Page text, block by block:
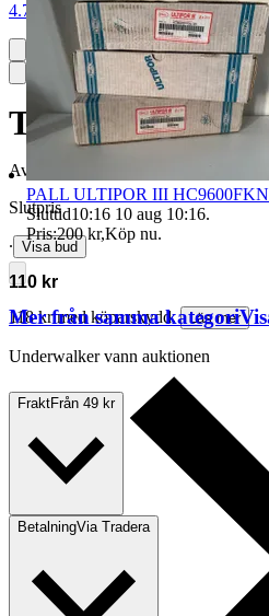
4.7
Tändare
Avslutad
Slutpris
∙ Visa bud
110 kr
118 kr med köparskydd. Läs mer
Underwalker vann auktionen
FraktFrån 49 kr
BetalningVia Tradera
PALL ULTIPOR III
Sluttid10:16 10 aug 10:16.
Pris:200 kr,Köp nu.
Mer från samma kategori